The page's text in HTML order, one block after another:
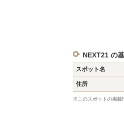
NEXT21 の
スポット名
住所
※このスポットの掲載